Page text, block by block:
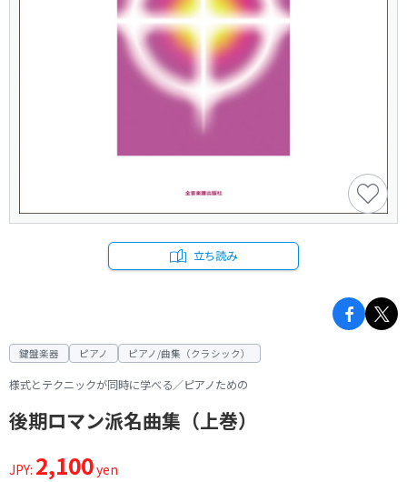
立ち読み
鍵盤楽器 ピアノ ピアノ/曲集（クラシック）
様式とテクニックが同時に学べる／ピアノための
後期ロマン派名曲集（上巻）
JPY: 2,100yen